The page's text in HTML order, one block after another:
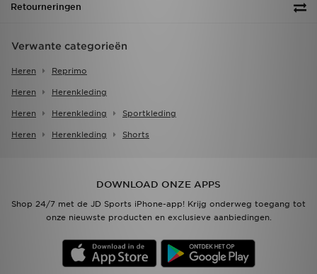
Retourneringen
Verwante categorieën
Heren Reprimo
Heren Herenkleding
Heren Herenkleding Sportkleding
Heren Herenkleding Shorts
DOWNLOAD ONZE APPS
Shop 24/7 met de JD Sports iPhone-app! Krijg onderweg toegang tot
onze nieuwste producten en exclusieve aanbiedingen.